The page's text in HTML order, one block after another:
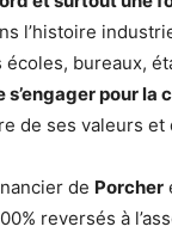
l’histoire
écoles, bureaux,
s’engager pour la
de ses valeurs et
de Porcher
reversés à